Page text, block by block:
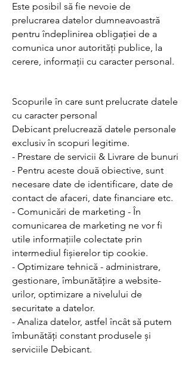
Este posibil să fie nevoie de
prelucrarea datelor dumneavoastră
pentru îndeplinirea obligației de a
comunica unor autorități publice, la
cerere, informații cu caracter personal.
Scopurile în care sunt prelucrate datele
cu caracter personal
Debicant prelucrează datele personale
exclusiv în scopuri legitime.
- Prestare de servicii & Livrare de bunuri
- Pentru aceste două obiective, sunt
necesare date de identificare, date de
contact de afaceri, date financiare etc.
- Comunicări de marketing - În
comunicarea de marketing ne vor fi
utile informațiile colectate prin
intermediul fișierelor tip cookie.
- Optimizare tehnică - administrare,
gestionare, îmbunătățire a website-
urilor, optimizare a nivelului de
securitate a datelor.
- Analiza datelor, astfel încât să putem
îmbunătăți constant produsele și
serviciile Debicant.